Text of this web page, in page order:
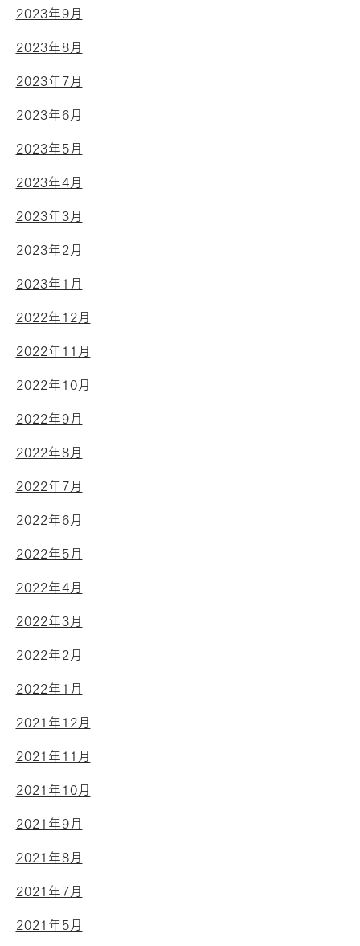
2023年9月
2023年8月
2023年7月
2023年6月
2023年5月
2023年4月
2023年3月
2023年2月
2023年1月
2022年12月
2022年11月
2022年10月
2022年9月
2022年8月
2022年7月
2022年6月
2022年5月
2022年4月
2022年3月
2022年2月
2022年1月
2021年12月
2021年11月
2021年10月
2021年9月
2021年8月
2021年7月
2021年5月